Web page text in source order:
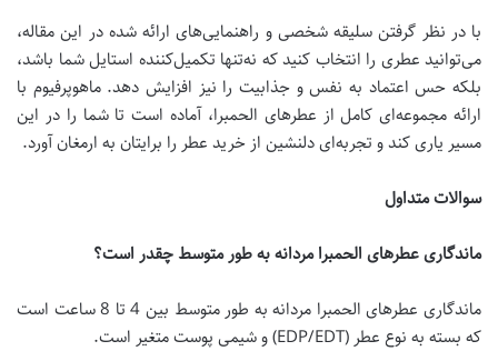
با در نظر گرفتن سلیقه شخصی و راهنمایی‌های ارائه شده در این مقاله،
می‌توانید عطری را انتخاب کنید که نه‌تنها تکمیل‌کننده استایل شما باشد،
بلکه حس اعتماد به نفس و جذابیت را نیز افزایش دهد. ماهوپرفیوم با
ارائه مجموعه‌ای کامل از عطرهای الحمبرا، آماده است تا شما را در این
مسیر یاری کند و تجربه‌ای دلنشین از خرید عطر را برایتان به ارمغان آورد.
سوالات متداول
ماندگاری عطرهای الحمبرا مردانه به طور متوسط چقدر است؟
ماندگاری عطرهای الحمبرا مردانه به طور متوسط بین 4 تا 8 ساعت است
که بسته به نوع عطر (EDP/EDT) و شیمی پوست متغیر است.